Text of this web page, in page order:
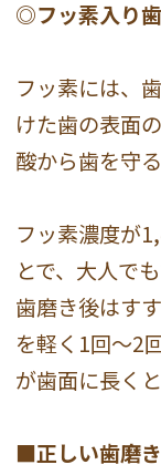
◎フッ素入り
フッ素には、
けた歯の表面
酸から歯を守
フッ素濃度が
とで、大人で
歯磨き後はす
を軽く1回〜2
が歯面に長く
■正しい歯磨